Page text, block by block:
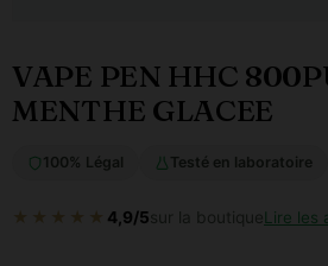
VAPE PEN HHC
MENTHE GLACEE
100% Légal Testé en laboratoire
★★★★★ 4,9/5sur la boutiqueLire les